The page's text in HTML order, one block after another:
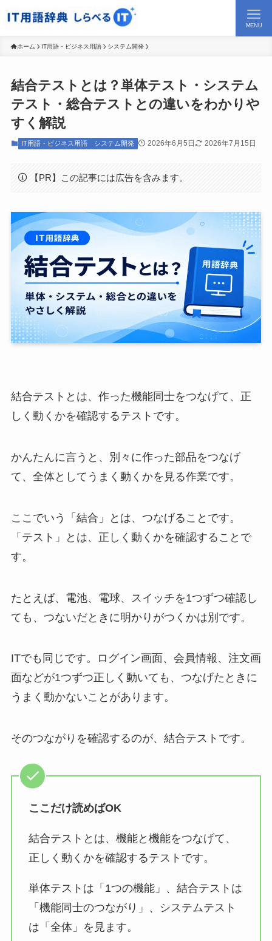
MENU
ホーム IT用語・ビジネス用語 システム開発
結合テストとは？単体テスト・システム
テスト・総合テストとの違いをわかりや
すく解説
IT用語・ビジネス用語 システム開発 2026年6月5日 2026年7月15日
【PR】この記事には広告を含みます。
結合テストとは、作った機能同士をつなげて、正
しく動くかを確認するテストです。
かんたんに言うと、別々に作った部品をつなげ
て、全体としてうまく動くかを見る作業です。
ここでいう「結合」とは、つなげることです。
「テスト」とは、正しく動くかを確認することで
す。
たとえば、電池、電球、スイッチを1つずつ確認し
ても、つないだときに明かりがつくかは別です。
ITでも同じです。ログイン画面、会員情報、注文画
面などが1つずつ正しく動いても、つなげたときに
うまく動かないことがあります。
そのつながりを確認するのが、結合テストです。
ここだけ読めばOK
結合テストとは、機能と機能をつなげて、
正しく動くかを確認するテストです。
単体テストは「1つの機能」、結合テストは
「機能同士のつながり」、システムテスト
は「全体」を見ます。